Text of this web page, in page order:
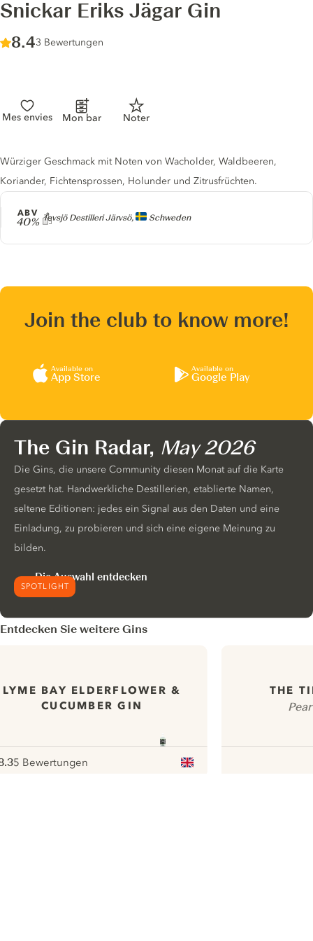
Snickar Eriks Jägar Gin
Score :
8.4/ 10
3 Bewertungen
Mes envies Mon bar Noter
Producer
Tevsjö Destilleri Järvsö, Schweden
ABV
40%
Gin description
Würziger Geschmack mit Noten von Wacholder, Waldbeeren,
Koriander, Fichtensprossen, Holunder und Zitrusfrüchten.
Join the club to know more!
Available on
App Store
Available on
Google Play
SPOTLIGHT
The Gin Radar, May 2026
Die Gins, die unsere Community diesen Monat auf die Karte
gesetzt hat. Handwerkliche Destillerien, etablierte Namen,
seltene Editionen: jedes ein Signal aus den Daten und eine
Einladung, zu probieren und sich eine eigene Meinung zu
bilden.
Die Auswahl entdecken
Entdecken Sie weitere Gins
LYME BAY ELDERFLOWER &
CUCUMBER GIN
5 Bewertungen
THE